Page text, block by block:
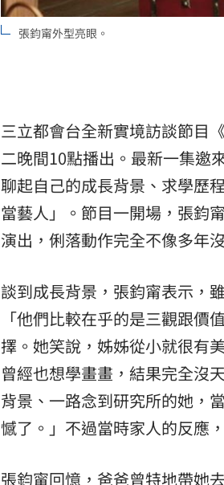
張鈞甯外型亮眼。
三立都會台全新實境訪談節目
二晚間10點播出。最新一集邀
聊起自己的成長背景、求學歷
當藝人」。節目一開場，張鈞
演出，俐落動作完全不像多年
談到成長背景，張鈞甯表示，
「他們比較在乎的是三觀跟
擇。她笑說，姊姊從小就很有
曾經也想學畫畫，結果完全沒
背景、一路念到研究所的她，
憾了。」不過當時家人的反應
張鈞甯回憶，爸爸曾特地帶她